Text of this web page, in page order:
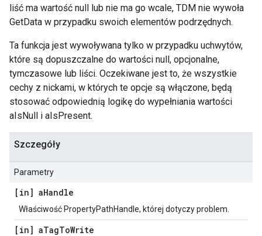
liść ma wartość null lub nie ma go wcale, TDM nie wywoła
GetData w przypadku swoich elementów podrzędnych.
Ta funkcja jest wywoływana tylko w przypadku uchwytów,
które są dopuszczalne do wartości null, opcjonalne,
tymczasowe lub liści. Oczekiwane jest to, że wszystkie
cechy z nickami, w których te opcje są włączone, będą
stosować odpowiednią logikę do wypełniania wartości
aIsNull i aIsPresent.
Szczegóły
Parametry
[in] aHandle
Właściwość PropertyPathHandle, której dotyczy problem.
[in] aTagToWrite